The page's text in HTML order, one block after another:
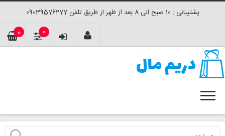
پشتیبانی : 10 صبح الی 8 بعد از ظهر از طریق تلفن 09039576277
0 0